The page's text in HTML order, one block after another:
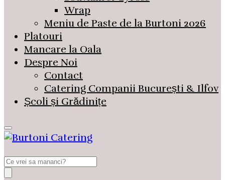
Wrap
Meniu de Paste de la Burtoni 2026
Platouri
Mancare la Oala
Despre Noi
Contact
Catering Companii București & Ilfov
Școli și Grădinițe
Search
for: